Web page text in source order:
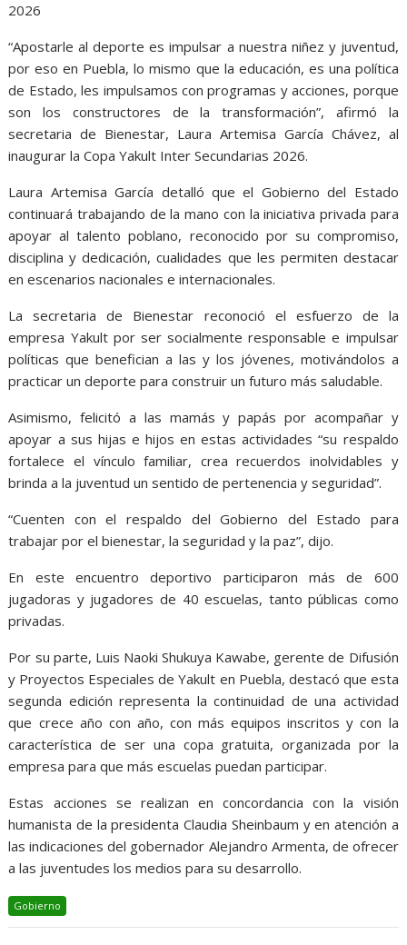
2026
“Apostarle al deporte es impulsar a nuestra niñez y juventud,
por eso en Puebla, lo mismo que la educación, es una política
de Estado, les impulsamos con programas y acciones, porque
son los constructores de la transformación”, afirmó la
secretaria de Bienestar, Laura Artemisa García Chávez, al
inaugurar la Copa Yakult Inter Secundarias 2026.
Laura Artemisa García detalló que el Gobierno del Estado
continuará trabajando de la mano con la iniciativa privada para
apoyar al talento poblano, reconocido por su compromiso,
disciplina y dedicación, cualidades que les permiten destacar
en escenarios nacionales e internacionales.
La secretaria de Bienestar reconoció el esfuerzo de la
empresa Yakult por ser socialmente responsable e impulsar
políticas que benefician a las y los jóvenes, motivándolos a
practicar un deporte para construir un futuro más saludable.
Asimismo, felicitó a las mamás y papás por acompañar y
apoyar a sus hijas e hijos en estas actividades “su respaldo
fortalece el vínculo familiar, crea recuerdos inolvidables y
brinda a la juventud un sentido de pertenencia y seguridad”.
“Cuenten con el respaldo del Gobierno del Estado para
trabajar por el bienestar, la seguridad y la paz”, dijo.
En este encuentro deportivo participaron más de 600
jugadoras y jugadores de 40 escuelas, tanto públicas como
privadas.
Por su parte, Luis Naoki Shukuya Kawabe, gerente de Difusión
y Proyectos Especiales de Yakult en Puebla, destacó que esta
segunda edición representa la continuidad de una actividad
que crece año con año, con más equipos inscritos y con la
característica de ser una copa gratuita, organizada por la
empresa para que más escuelas puedan participar.
Estas acciones se realizan en concordancia con la visión
humanista de la presidenta Claudia Sheinbaum y en atención a
las indicaciones del gobernador Alejandro Armenta, de ofrecer
a las juventudes los medios para su desarrollo.
Gobierno